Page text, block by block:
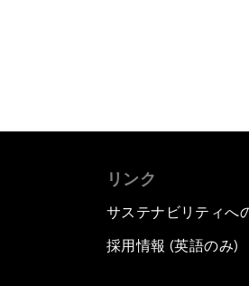
リンク
サステナビリティへ
採用情報 (英語のみ)